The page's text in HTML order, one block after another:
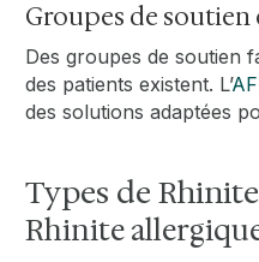
Groupes de
Des groupes de soutien
des patients existent. L’
des solutions adaptées
Types de
Rhinite